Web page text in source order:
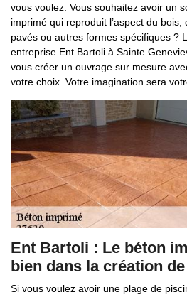
vous voulez. Vous souhaitez avoir un
imprimé qui reproduit l’aspect du
pavés ou autres formes spécifiques ?
entreprise Ent Bartoli à Sainte
vous créer un ouvrage sur mesure
votre choix. Votre imagination sera
Ent Bartoli : Le béton
bien dans la création
Si vous voulez avoir une plage de